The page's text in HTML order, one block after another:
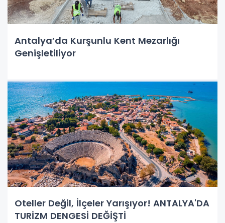
Antalya’da Kurşunlu Kent Mezarlığı
Genişletiliyor
Oteller Değil, İlçeler Yarışıyor! ANTALYA'DA
TURİZM DENGESİ DEĞİŞTİ